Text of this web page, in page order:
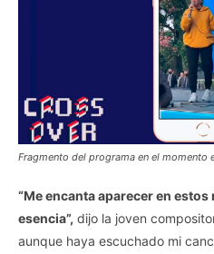
Fragmento del programa en el momento
“Me encanta aparecer en
esencia”, dijo la joven
aunque haya escuchado mi